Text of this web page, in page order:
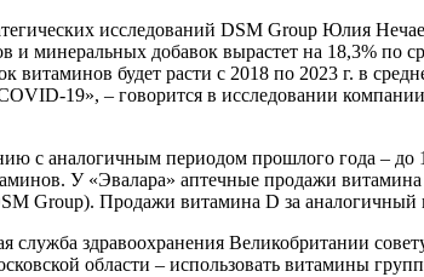
исследований DSM Group Юлия
минеральных добавок вырастет на 18,3% по
витаминов будет расти с 2018 по 2023 г. в
19», – говорится в исследовании
с аналогичным периодом прошлого года –
У «Эвалара» аптечные продажи витамина
Group). Продажи витамина D за аналогичный
здравоохранения Великобритании
области – использовать витамины